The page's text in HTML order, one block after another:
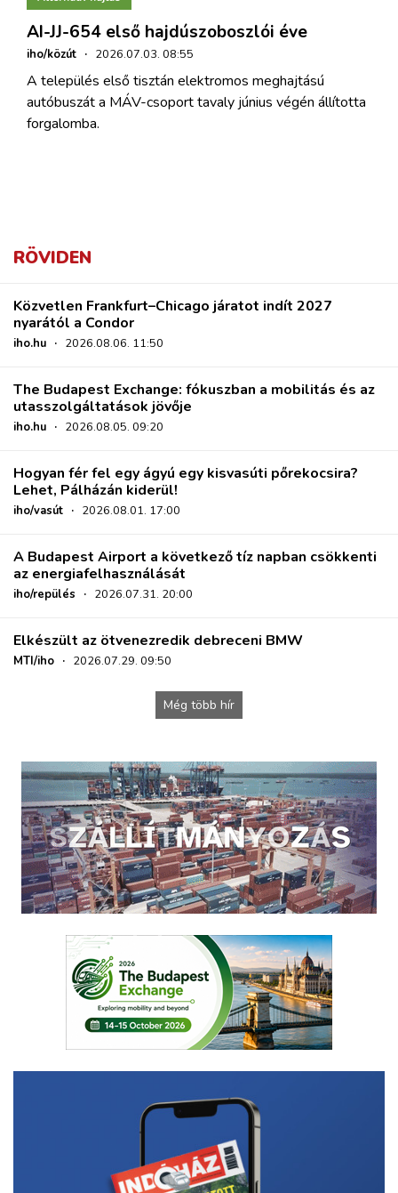
AI-JJ-654 első hajdúszoboszlói éve
iho/közút · 2026.07.03. 08:55
A település első tisztán elektromos meghajtású
autóbuszát a MÁV-csoport tavaly június végén állította
forgalomba.
RÖVIDEN
Közvetlen Frankfurt–Chicago járatot indít 2027
nyarától a Condor
iho.hu · 2026.08.06. 11:50
The Budapest Exchange: fókuszban a mobilitás és az
utasszolgáltatások jövője
iho.hu · 2026.08.05. 09:20
Hogyan fér fel egy ágyú egy kisvasúti pőrekocsira?
Lehet, Pálházán kiderül!
iho/vasút · 2026.08.01. 17:00
A Budapest Airport a következő tíz napban csökkenti
az energiafelhasználását
iho/repülés · 2026.07.31. 20:00
Elkészült az ötvenezredik debreceni BMW
MTI/iho · 2026.07.29. 09:50
Még több hír